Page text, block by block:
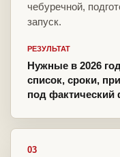
чебуречной,
запуск.
РЕЗУЛЬТАТ
Нужные в 2026
список, сроки,
под фактический
03